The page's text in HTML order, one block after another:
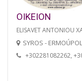
OIKEION
ELISAVET ANTONIOU
SYROS -
+302281082262,